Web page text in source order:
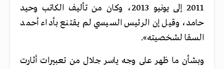
2011 إلى يونيو 2013، وكان من تأليف الكاتب وحيد
حامد، وقيل إن الرئيس السيسي لم يقتنع بأداء أحمد
السقا لشخصيته».
وبشأن ما ظهر على وجه ياسر جلال من تعبيرات أثارت